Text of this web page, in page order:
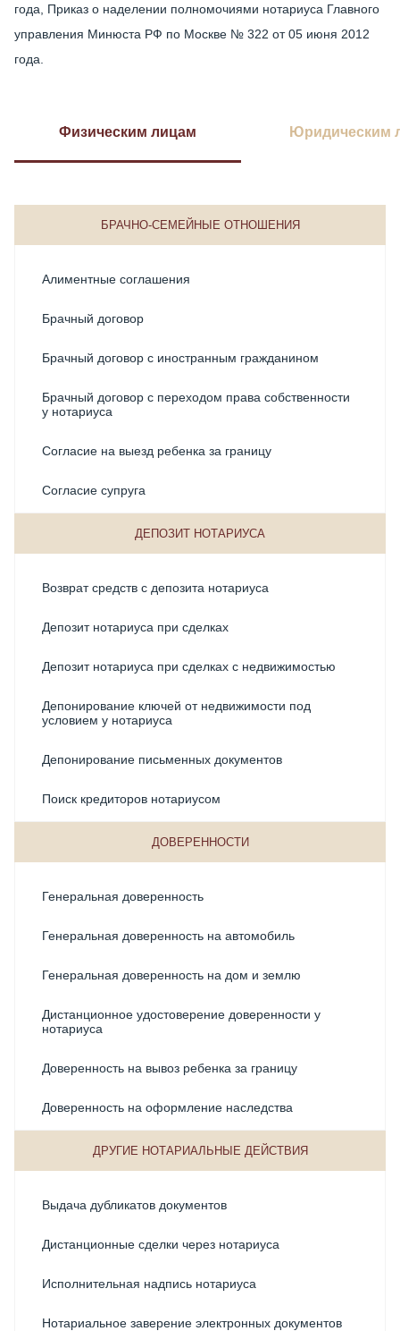
года, Приказ о наделении полномочиями нотариуса Главного
управления Минюста РФ по Москве № 322 от 05 июня 2012
года.
Физическим лицам Юридическим
БРАЧНО-СЕМЕЙНЫЕ ОТНОШЕНИЯ
Алиментные соглашения
Брачный договор
Брачный договор с иностранным гражданином
Брачный договор с переходом права собственности
у нотариуса
Согласие на выезд ребенка за границу
Согласие супруга
Соглашение о разделе общего имущества супругов
ДЕПОЗИТ НОТАРИУСА
Возврат средств с депозита нотариуса
Депозит нотариуса при сделках
Депозит нотариуса при сделках с недвижимостью
Депонирование ключей от недвижимости под
условием у нотариуса
Депонирование письменных документов
Поиск кредиторов нотариусом
ДОВЕРЕННОСТИ
Генеральная доверенность
Генеральная доверенность на автомобиль
Генеральная доверенность на дом и землю
Дистанционное удостоверение доверенности у
нотариуса
Доверенность на вывоз ребенка за границу
Доверенность на оформление наследства
Доверенность на получение документов
недвижимое имущество
ДРУГИЕ НОТАРИАЛЬНЫЕ ДЕЙСТВИЯ
Выдача дубликатов документов
Дистанционные сделки через нотариуса
Исполнительная надпись нотариуса
Нотариальное заверение электронных документов